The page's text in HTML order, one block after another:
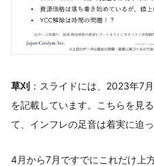
草刈 ：スライドには、2023年7
を記載しています。こちらを見
て、インフレの足音は着実に迫
4月から7月ですでにこれだけ上